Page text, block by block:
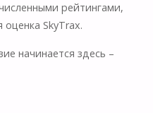
рейтингами,
SkyTrax.
начинается здесь –